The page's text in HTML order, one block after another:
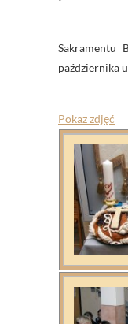
Sakramentu Bierzmowania w naszej parafii 5
października
Pokaz zdjęć